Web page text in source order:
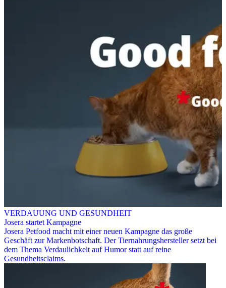
VERDAUUNG UND GESUNDHEIT
Josera startet Kampagne
Josera Petfood macht mit einer neuen Kampagne das große
Geschäft zur Markenbotschaft. Der Tiernahrungshersteller setzt bei
dem Thema Verdaulichkeit auf Humor statt auf reine
Gesundheitsclaims.